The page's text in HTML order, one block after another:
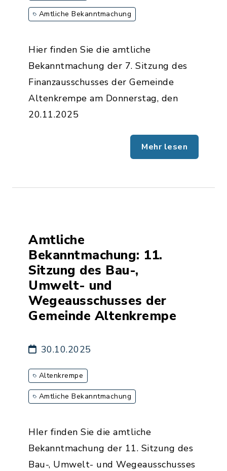
Amtliche Bekanntmachung
Hier finden Sie die amtliche
Bekanntmachung der 7. Sitzung des
Finanzausschusses der Gemeinde
Altenkrempe am Donnerstag, den
20.11.2025
Mehr lesen
Amtliche
Bekanntmachung: 11.
Sitzung des Bau-,
Umwelt- und
Wegeausschusses der
Gemeinde Altenkrempe
30.10.2025
Altenkrempe
Amtliche Bekanntmachung
HIer finden Sie die amtliche
Bekanntmachung der 11. Sitzung des
Bau-, Umwelt- und Wegeausschusses